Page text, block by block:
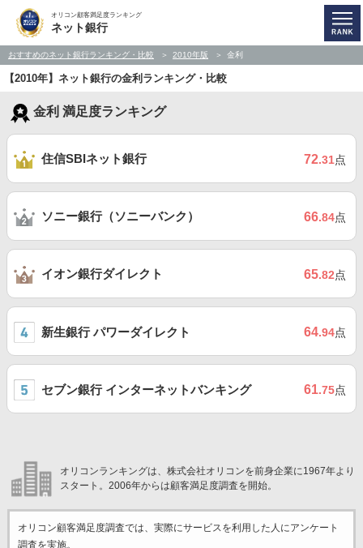
オリコン顧客満足度ランキング
ネット銀行
おすすめのネット銀行ランキング・比較 2010年版 金利
【2010年】ネット銀行の金利ランキング・比較
金利 満足度ランキング
住信SBIネット銀行 72.31点
ソニー銀行（ソニーバンク） 66.84点
イオン銀行ダイレクト 65.82点
新生銀行 パワーダイレクト 64.94点
セブン銀行 インターネットバンキング 61.75点
オリコンランキングは、株式会社オリコンを前身企業に1967年より
スタート。2006年からは顧客満足度調査を開始。
オリコン顧客満足度調査では、実際にサービスを利用した 人にアンケート
調査を実施。